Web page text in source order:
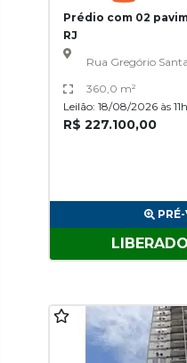
Prédio com 02
RJ
Rua Gregório
360,0 m²
Leilão: 18/08/2026 às
R$ 227.100,00